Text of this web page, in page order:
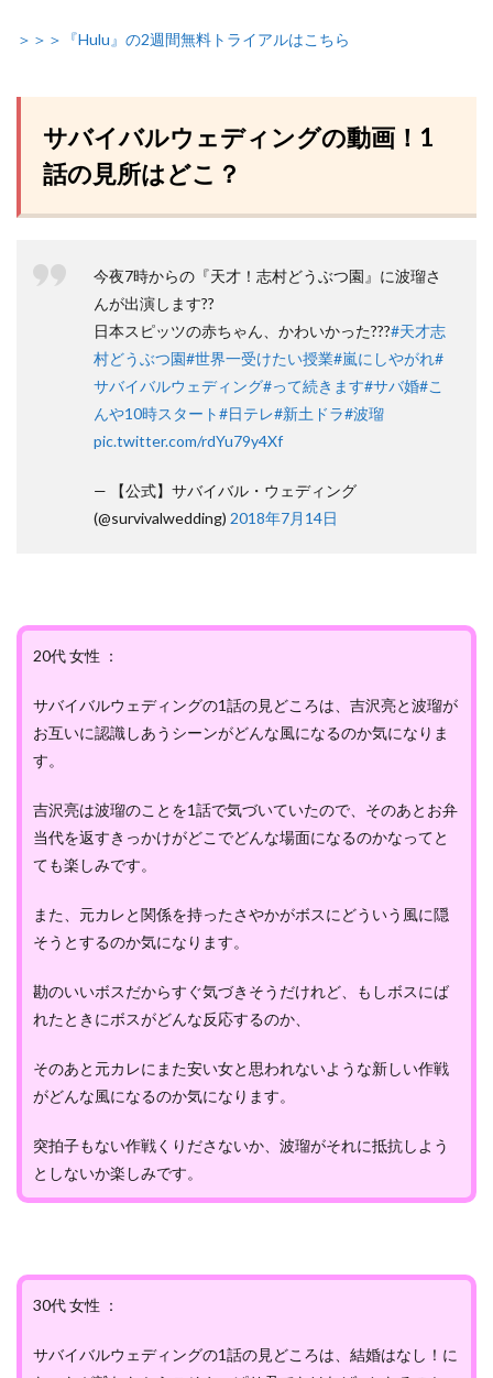
＞＞＞『Hulu』の2週間無料トライアルはこちら
サバイバルウェディングの動画！1
話の見所はどこ？
今夜7時からの『天才！志村どうぶつ園』に波瑠さ
んが出演します??
日本スピッツの赤ちゃん、かわいかった???#天才志
村どうぶつ園#世界一受けたい授業#嵐にしやがれ#
サバイバルウェディング#って続きます#サバ婚#こ
んや10時スタート#日テレ#新土ドラ#波瑠
pic.twitter.com/rdYu79y4Xf
— 【公式】サバイバル・ウェディング
(@survivalwedding) 2018年7月14日
20代 女性 ：
サバイバルウェディングの1話の見どころは、吉沢亮と波瑠が
お互いに認識しあうシーンがどんな風になるのか気になりま
す。
吉沢亮は波瑠のことを1話で気づいていたので、そのあとお弁
当代を返すきっかけがどこでどんな場面になるのかなってと
ても楽しみです。
また、元カレと関係を持ったさやかがボスにどういう風に隠
そうとするのか気になります。
勘のいいボスだからすぐ気づきそうだけれど、もしボスにば
れたときにボスがどんな反応するのか、
そのあと元カレにまた安い女と思われないような新しい作戦
がどんな風になるのか気になります。
突拍子もない作戦くりださないか、波瑠がそれに抵抗しよう
としないか楽しみです。
30代 女性 ：
サバイバルウェディングの1話の見どころは、結婚はなし！に